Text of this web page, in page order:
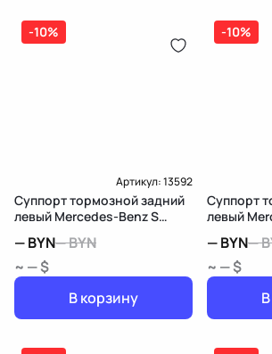
-10%
Артикул:13592
Суппорт тормозной задний
левый Mercedes-Benz S
—BYN—BYN
~ — $
В корзину
-10%
Суппорт
левый
—BYN—
~ — $